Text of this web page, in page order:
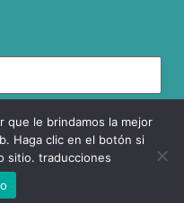
All right reserved.
que le brindamos la mejor
Haga clic en el botón si
sitio. traducciones